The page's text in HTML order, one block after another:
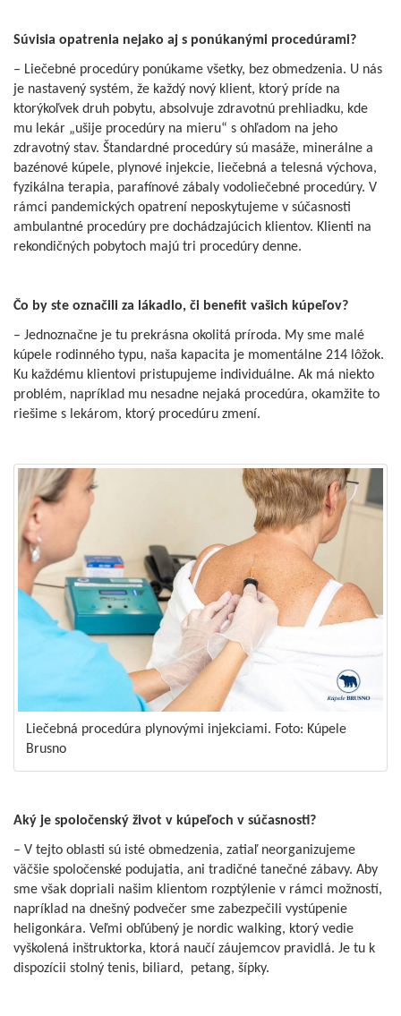
Súvisia opatrenia nejako aj s ponúkanými procedúrami?
– Liečebné procedúry ponúkame všetky, bez obmedzenia. U nás
je nastavený systém, že každý nový klient, ktorý príde na
ktorýkoľvek druh pobytu, absolvuje zdravotnú prehliadku, kde
mu lekár „ušije procedúry na mieru“ s ohľadom na jeho
zdravotný stav. Štandardné procedúry sú masáže, minerálne a
bazénové kúpele, plynové injekcie, liečebná a telesná výchova,
fyzikálna terapia, parafínové zábaly vodoliečebné procedúry. V
rámci pandemických opatrení neposkytujeme v súčasnosti
ambulantné procedúry pre dochádzajúcich klientov. Klienti na
rekondičných pobytoch majú tri procedúry denne.
Čo by ste označili za lákadlo, či benefit vašich kúpeľov?
– Jednoznačne je tu prekrásna okolitá príroda. My sme malé
kúpele rodinného typu, naša kapacita je momentálne 214 lôžok.
Ku každému klientovi pristupujeme individuálne. Ak má niekto
problém, napríklad mu nesadne nejaká procedúra, okamžite to
riešime s lekárom, ktorý procedúru zmení.
Liečebná procedúra plynovými injekciami. Foto: Kúpele
Brusno
Aký je spoločenský život v kúpeľoch v súčasnosti?
– V tejto oblasti sú isté obmedzenia, zatiaľ neorganizujeme
väčšie spoločenské podujatia, ani tradičné tanečné zábavy. Aby
sme však dopriali našim klientom rozptýlenie v rámci možností,
napríklad na dnešný podvečer sme zabezpečili vystúpenie
heligonkára. Veľmi obľúbený je nordic walking, ktorý vedie
vyškolená inštruktorka, ktorá naučí záujemcov pravidlá. Je tu k
dispozícii stolný tenis, biliard, petang, šípky.